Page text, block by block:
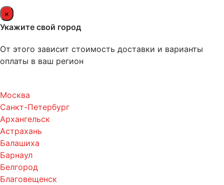
×
Укажите свой город
От этого зависит стоимость доставки и варианты
оплаты в ваш регион
Москва
Санкт-Петербург
Архангельск
Астрахань
Балашиха
Барнаул
Белгород
Благовещенск